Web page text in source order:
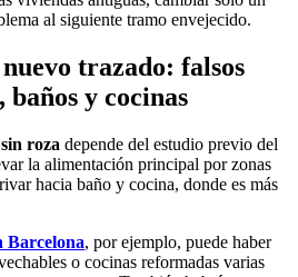
al siguiente tramo envejecido.
trazado: falsos
y cocinas
roza depende del estudio previo del
la alimentación principal por zonas
hacia baño y cocina, donde es más
Barcelona, por ejemplo, puede haber
o cocinas reformadas varias